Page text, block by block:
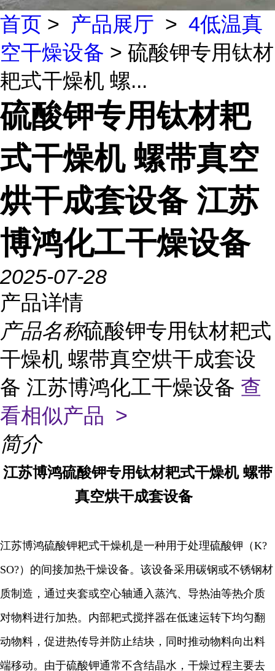
首页 > 产品展厅 > 4低温真
空干燥设备 > 硫酸钾专用钛材
耙式干燥机 螺...
硫酸钾专用钛材耙
式干燥机 螺带真空
烘干成套设备 江苏
博鸿化工干燥设备
2025-07-28
产品详情
产品名称硫酸钾专用钛材耙式
干燥机 螺带真空烘干成套设
备 江苏博鸿化工干燥设备 查
看相似产品 >
简介
江苏博鸿硫酸钾专用钛材耙式干燥机 螺带
真空烘干成套设备
江苏博鸿硫酸钾耙式干燥机是一种用于处理硫酸钾（K?
SO?）的间接加热干燥设备。该设备采用碳钢或不锈钢材
质制造，通过夹套或空心轴通入蒸汽、导热油等热介质
对物料进行加热。内部耙式搅拌器在低速运转下均匀翻
动物料，促进热传导并防止结块，同时推动物料向出料
端移动。由于硫酸钾通常不含结晶水，干燥过程主要去